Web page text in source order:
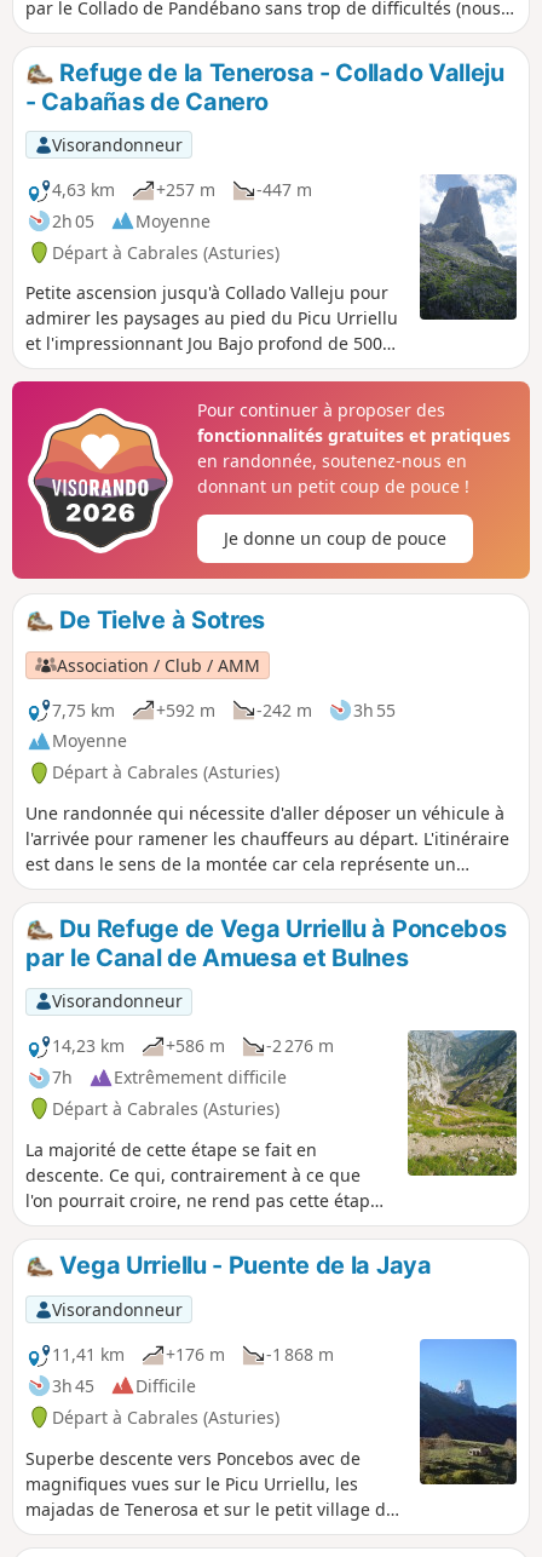
par le Collado de Pandébano sans trop de difficultés (nous
l'avons fait avec nos deux fillettes 5 et 8 ans). Avec des jeune
enfants compter 1h30 mn. Les paysages sont superbes.
Refuge de la Tenerosa - Collado Valleju
- Cabañas de Canero
Visorandonneur
4,63 km
+257 m
-447 m
2h 05
Moyenne
Départ à Cabrales (Asturies)
Petite ascension jusqu'à Collado Valleju pour
admirer les paysages au pied du Picu Urriellu
et l'impressionnant Jou Bajo profond de 500
mètres, Puis retour en direction de la Vega de
Terenosa.
Pour continuer à proposer des
fonctionnalités gratuites et pratiques
en randonnée, soutenez-nous en
donnant un petit coup de pouce !
Je donne un coup de pouce
De Tielve à Sotres
Association / Club / AMM
7,75 km
+592 m -242 m
3h 55
Moyenne
Départ à Cabrales (Asturies)
Une randonnée qui nécessite d'aller déposer un véhicule à
l'arrivée pour ramener les chauffeurs au départ. L'itinéraire
est dans le sens de la montée car cela représente un
moindre risque de chute qu'en descente.
Du Refuge de Vega Urriellu à Poncebos
par le Canal de Amuesa et Bulnes
Visorandonneur
14,23 km
+586 m
-2 276 m
7h
Extrêmement difficile
Départ à Cabrales (Asturies)
La majorité de cette étape se fait en
descente. Ce qui, contrairement à ce que
l'on pourrait croire, ne rend pas cette étape
facile. Les dénivelés négatifs sont
impressionnants. Tout comme le passage
par la Brecha de los Cazadores ou la portion
reliant le Refuge de Jou de los Cabrones à
Campa del Trave avec ses paysages
chaotiques, ou encore le vertigineux Canal
de Amuessa et ses 950m de dénivelé négatif
qui parait interminable. Étape difficile mais
spectaculaire de beauté.
Vega Urriellu - Puente de la Jaya
Visorandonneur
11,41 km
+176 m
-1 868 m
3h 45
Difficile
Départ à Cabrales (Asturies)
Superbe descente vers Poncebos avec de
magnifiques vues sur le Picu Urriellu, les
majadas de Tenerosa et sur le petit village de
Sotres où l'on fabrique le fameux Queso Picon.